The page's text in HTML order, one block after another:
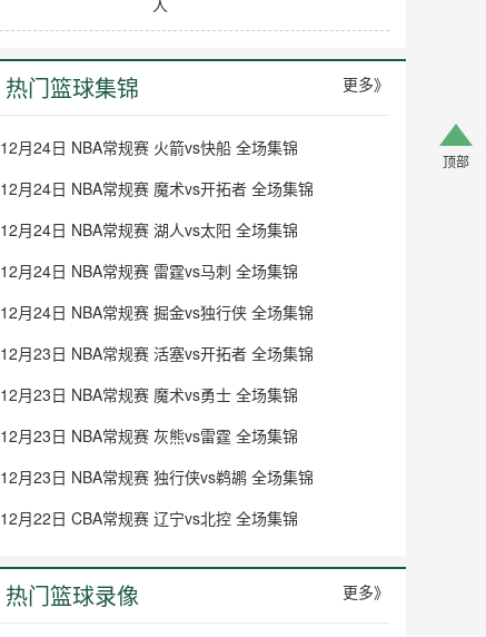
热门篮球集锦 更多》
12月24日 NBA常规赛 火箭vs快船 全场集锦
12月24日 NBA常规赛 魔术vs开拓者 全场集锦
12月24日 NBA常规赛 湖人vs太阳 全场集锦
12月24日 NBA常规赛 雷霆vs马刺 全场集锦
12月24日 NBA常规赛 掘金vs独行侠 全场集锦
12月23日 NBA常规赛 活塞vs开拓者 全场集锦
12月23日 NBA常规赛 魔术vs勇士 全场集锦
12月23日 NBA常规赛 灰熊vs雷霆 全场集锦
12月23日 NBA常规赛 独行侠vs鹈鹕 全场集锦
12月22日 CBA常规赛 辽宁vs北控 全场集锦
热门篮球录像 更多》
顶部